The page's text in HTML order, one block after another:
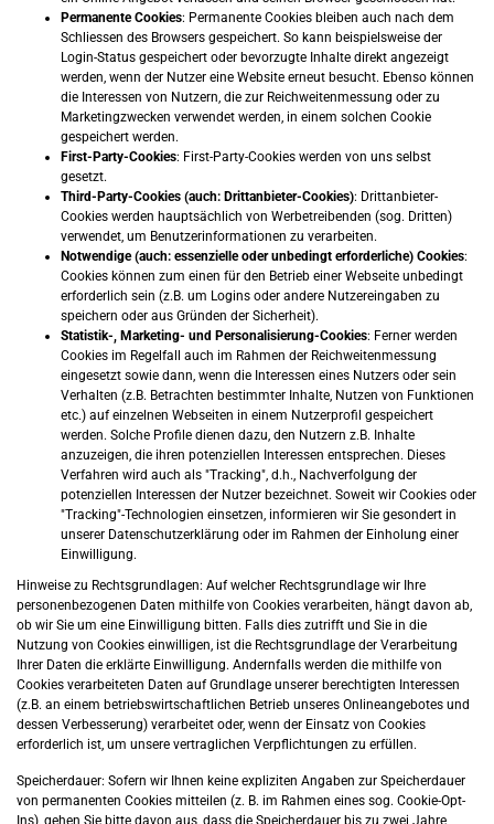
Permanente Cookies: Permanente Cookies bleiben auch nach dem
Schliessen des Browsers gespeichert. So kann beispielsweise der
Login-Status gespeichert oder bevorzugte Inhalte direkt angezeigt
werden, wenn der Nutzer eine Website erneut besucht. Ebenso können
die Interessen von Nutzern, die zur Reichweitenmessung oder zu
Marketingzwecken verwendet werden, in einem solchen Cookie
gespeichert werden.
First-Party-Cookies: First-Party-Cookies werden von uns selbst
gesetzt.
Third-Party-Cookies (auch: Drittanbieter-Cookies): Drittanbieter-
Cookies werden hauptsächlich von Werbetreibenden (sog. Dritten)
verwendet, um Benutzerinformationen zu verarbeiten.
Notwendige (auch: essenzielle oder unbedingt erforderliche) Cookies:
Cookies können zum einen für den Betrieb einer Webseite unbedingt
erforderlich sein (z.B. um Logins oder andere Nutzereingaben zu
speichern oder aus Gründen der Sicherheit).
Statistik-, Marketing- und Personalisierung-Cookies: Ferner werden
Cookies im Regelfall auch im Rahmen der Reichweitenmessung
eingesetzt sowie dann, wenn die Interessen eines Nutzers oder sein
Verhalten (z.B. Betrachten bestimmter Inhalte, Nutzen von Funktionen
etc.) auf einzelnen Webseiten in einem Nutzerprofil gespeichert
werden. Solche Profile dienen dazu, den Nutzern z.B. Inhalte
anzuzeigen, die ihren potenziellen Interessen entsprechen. Dieses
Verfahren wird auch als "Tracking", d.h., Nachverfolgung der
potenziellen Interessen der Nutzer bezeichnet. Soweit wir Cookies oder
"Tracking"-Technologien einsetzen, informieren wir Sie gesondert in
unserer Datenschutzerklärung oder im Rahmen der Einholung einer
Einwilligung.
Hinweise zu Rechtsgrundlagen: Auf welcher Rechtsgrundlage wir Ihre
personenbezogenen Daten mithilfe von Cookies verarbeiten, hängt davon ab,
ob wir Sie um eine Einwilligung bitten. Falls dies zutrifft und Sie in die
Nutzung von Cookies einwilligen, ist die Rechtsgrundlage der Verarbeitung
Ihrer Daten die erklärte Einwilligung. Andernfalls werden die mithilfe von
Cookies verarbeiteten Daten auf Grundlage unserer berechtigten Interessen
(z.B. an einem betriebswirtschaftlichen Betrieb unseres Onlineangebotes und
dessen Verbesserung) verarbeitet oder, wenn der Einsatz von Cookies
erforderlich ist, um unsere vertraglichen Verpflichtungen zu erfüllen.
Speicherdauer: Sofern wir Ihnen keine expliziten Angaben zur Speicherdauer
von permanenten Cookies mitteilen (z. B. im Rahmen eines sog. Cookie-Opt-
Ins), gehen Sie bitte davon aus, dass die Speicherdauer bis zu zwei Jahre